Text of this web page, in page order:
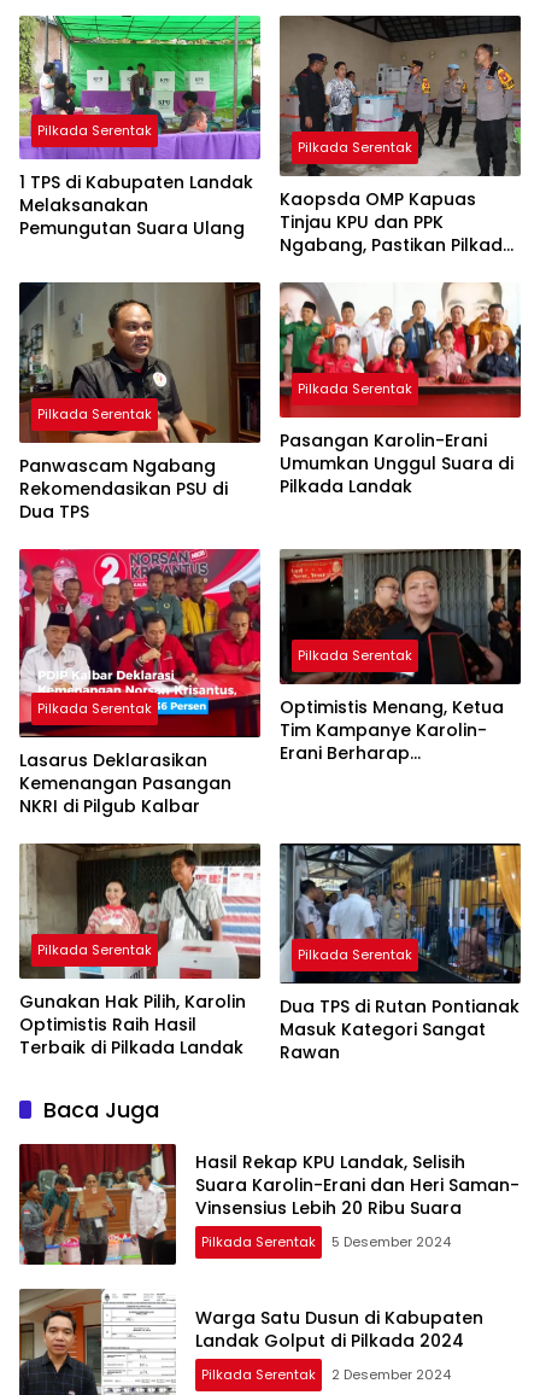
Pilkada Serentak
1 TPS di Kabupaten Landak
Melaksanakan
Pemungutan Suara Ulang
Pilkada Serentak
Kaopsda OMP Kapuas
Tinjau KPU dan PPK
Ngabang, Pastikan Pilkada
Pilkada Serentak
Panwascam Ngabang
Rekomendasikan PSU di
Dua TPS
Pilkada Serentak
Pasangan Karolin-Erani
Umumkan Unggul Suara di
Pilkada Landak
Pilkada Serentak
Lasarus Deklarasikan
Kemenangan Pasangan
NKRI di Pilgub Kalbar
Pilkada Serentak
Optimistis Menang, Ketua
Tim Kampanye Karolin-
Erani Berharap
Pilkada Serentak
Gunakan Hak Pilih, Karolin
Optimistis Raih Hasil
Terbaik di Pilkada Landak
Pilkada Serentak
Dua TPS di Rutan Pontianak
Masuk Kategori Sangat
Rawan
Baca Juga
Hasil Rekap KPU Landak, Selisih
Suara Karolin-Erani dan Heri Saman-
Vinsensius Lebih 20 Ribu Suara
Pilkada Serentak 5 Desember 2024
Warga Satu Dusun di Kabupaten
Landak Golput di Pilkada 2024
Pilkada Serentak 2 Desember 2024